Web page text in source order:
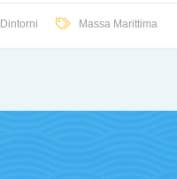
Dintorni Massa Marittima